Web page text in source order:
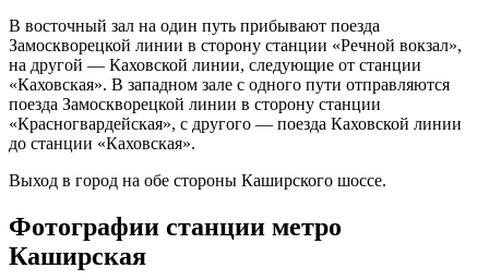
В восточный зал на один путь прибывают поезда
Замоскворецкой линии в сторону станции «Речной вокзал»,
на другой — Каховской линии, следующие от станции
«Каховская». В западном зале с одного пути отправляются
поезда Замоскворецкой линии в сторону станции
«Красногвардейская», с другого — поезда Каховской линии
до станции «Каховская».
Выход в город на обе стороны Каширского шоссе.
Фотографии станции метро
Каширская